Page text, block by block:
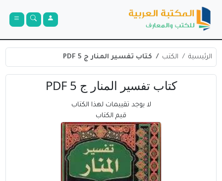
الرئيسية الكتب كتاب تفسير المنار ج 5 PDF
كتاب تفسير المنار ج 5 PDF
لا يوجد تقييمات لهذا الكتاب
قيم الكتاب